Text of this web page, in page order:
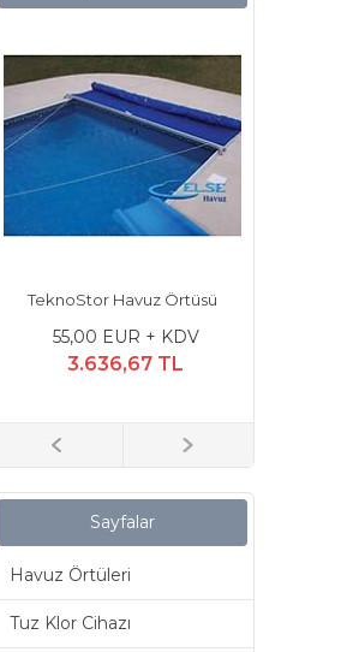
TeknoStor Havuz Örtüsü
55,00 EUR + KDV
3.636,67 TL
Sayfalar
Havuz Örtüleri
Tuz Klor Cihazı